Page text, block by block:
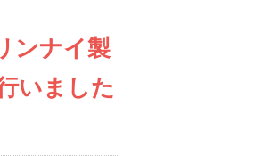
ンナイ製
いました